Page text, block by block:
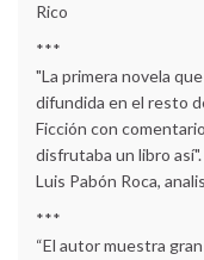
Rico
***
"La primera novela
difundida en el resto
Ficción con
disfrutaba un libro así".
Luis Pabón Roca,
***
“El autor muestra